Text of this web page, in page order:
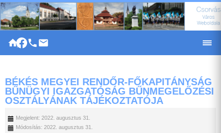
|
BÉKÉS MEGYEI RENDŐR-FŐKAPITÁNYSÁG
BŰNÜGYI IGAZGATÓSÁG BŰNMEGELŐZÉSI
OSZTÁLYÁNAK TÁJÉKOZTATÓJA
Megjelent: 2022. augusztus 31.
Módosítás: 2022. augusztus 31.